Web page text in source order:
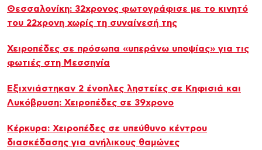
Θεσσαλονίκη: 32χρονος φωτογράφισε με το κινητό
του 22χρονη χωρίς τη συναίνεσή της
Χειροπέδες σε πρόσωπα «υπεράνω υποψίας» για τις
φωτιές στη Μεσσηνία
Εξιχνιάστηκαν 2 ένοπλες ληστείες σε Κηφισιά και
Λυκόβρυση: Χειροπέδες σε 39χρονο
Κέρκυρα: Χειροπέδες σε υπεύθυνο κέντρου
διασκέδασης για ανήλικους θαμώνες